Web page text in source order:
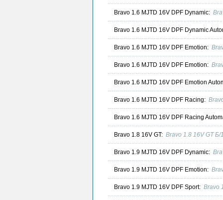
Bravo 1.6 MJTD 16V DPF Dynamic:
Bravo 1.6 MJTD 16V DPF Dynamic
Bravo 1.6 MJTD 16V DPF Emotion:
Bravo 1.6 MJTD 16V DPF Emotion:
Bravo 1.6 MJTD 16V DPF Emotion
Bravo 1.6 MJTD 16V DPF Racing:
Bravo 1.6 MJTD 16V DPF Racing
Bravo 1.8 16V GT: Bravo 1.8 16V GT
Bravo 1.9 MJTD 16V DPF Dynamic:
Bravo 1.9 MJTD 16V DPF Emotion:
Bravo 1.9 MJTD 16V DPF Sport: Bravo